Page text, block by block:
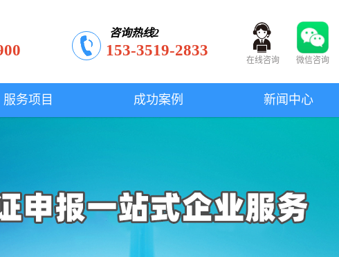
咨询热线2
153-3519-2833
在线咨询 微信咨询
服务项目 成功案例 新闻中心